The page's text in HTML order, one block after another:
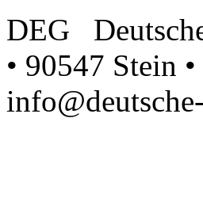
DEG
• 90547 Stein